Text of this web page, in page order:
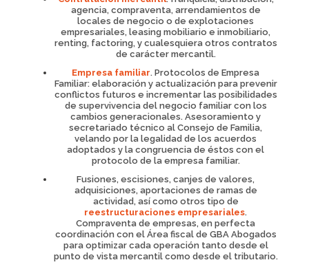
agencia, compraventa, arrendamientos de
locales de negocio o de explotaciones
empresariales, leasing mobiliario e inmobiliario,
renting, factoring, y cualesquiera otros contratos
de carácter mercantil.
Empresa familiar. Protocolos de Empresa
Familiar: elaboración y actualización para prevenir
conflictos futuros e incrementar las posibilidades
de supervivencia del negocio familiar con los
cambios generacionales. Asesoramiento y
secretariado técnico al Consejo de Familia,
velando por la legalidad de los acuerdos
adoptados y la congruencia de éstos con el
protocolo de la empresa familiar.
Fusiones, escisiones, canjes de valores,
adquisiciones, aportaciones de ramas de
actividad, así como otros tipo de
reestructuraciones empresariales.
Compraventa de empresas, en perfecta
coordinación con el Área fiscal de GBA Abogados
para optimizar cada operación tanto desde el
punto de vista mercantil como desde el tributario.